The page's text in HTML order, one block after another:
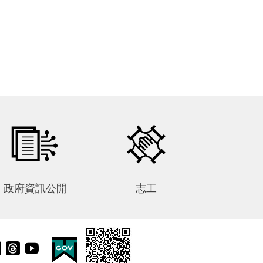
線設定，帶領觀眾回訪嘉義林
業的今昔現場。 因此，透過展
主展場嘉義市立美術館三層樓
展間裡，有著人與林業關係不
觀眾走入藝術家創造的自然景
象裡，逐漸開展人與森林和高
年，嘉義市立美術館以「在變
動時代中的創造」為年度主題,
探問當代藝術在移動與變遷過
對話的可能性。本次主題展與
作品「我們在此相遇 Here is
where we meet」為題，借喻在
政府資訊公開 志工